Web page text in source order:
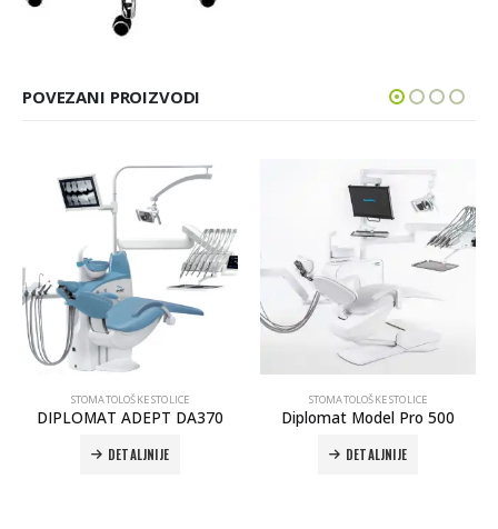
POVEZANI PROIZVODI
STOMATOLOŠKE STOLICE
DIPLOMAT ADEPT DA370
DETALJNIJE
STOMATOLOŠKE STOLICE
Diplomat Model Pro 500
DETALJNIJE